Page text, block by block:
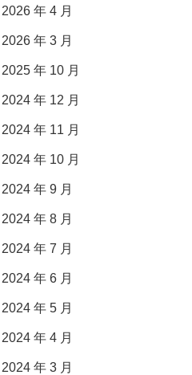
2026 年 4 月
2026 年 3 月
2025 年 10 月
2024 年 12 月
2024 年 11 月
2024 年 10 月
2024 年 9 月
2024 年 8 月
2024 年 7 月
2024 年 6 月
2024 年 5 月
2024 年 4 月
2024 年 3 月